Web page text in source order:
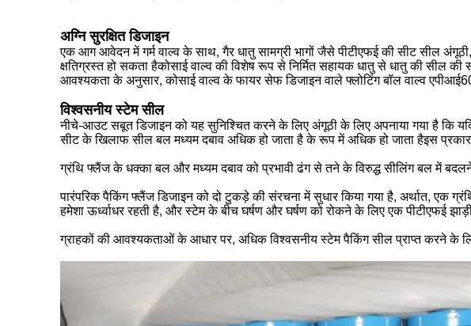
अग्नि सुरक्षित डिजाइन
एक आग आवेदन में गर्म वाल्व के साथ, गैर धातु सामग्री भागों जैसे पीटीएफई की सीट सील
क्षतिग्रस्त हो सकता हैकोसाई वाल्व की विशेष रूप से निर्मित सहायक धातु से धातु की सील
आवश्यकता के अनुसार, कोसाई वाल्व के फायर सेफ डिजाइन वाले फ्लोटिंग बॉल वाल्व
विश्वसनीय स्टेम सील
नीचे-आउट सबूत डिजाइन को यह सुनिश्चित करने के लिए अंगूठी के लिए अपनाया गया है कि
सीट के खिलाफ सील बल मध्यम दबाव अधिक हो जाता है के रूप में अधिक हो जाता हैइस
ग्रंथि फ्लैंज के धक्का बल और मध्यम दबाव को प्रभावी ढंग से तने के विरुद्ध सीलिंग बल में
पारंपरिक पैकिंग फ्लैंज डिजाइन को दो टुकड़े की संरचना में सुधार किया गया है, अर्थात,
हमेशा ऊर्ध्वाधर रहती है, और स्टेम के बीच घर्षण और घर्षण को रोकने के लिए एक पीटीएफई
ग्राहकों की आवश्यकताओं के आधार पर, अधिक विश्वसनीय स्टेम पैकिंग सील प्राप्त करने के